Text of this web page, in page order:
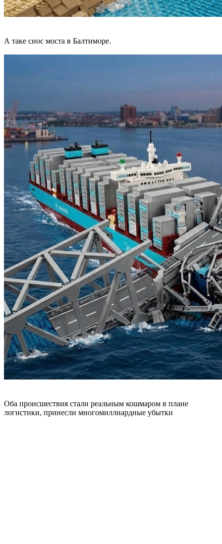
А таке снос моста в Балтиморе.
Оба происшествия стали реальным кошмаром в плане
логистики, принесли многомиллиардные убытки